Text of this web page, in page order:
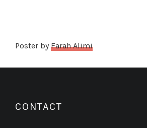
Poster byFarah Alimi
CONTACT